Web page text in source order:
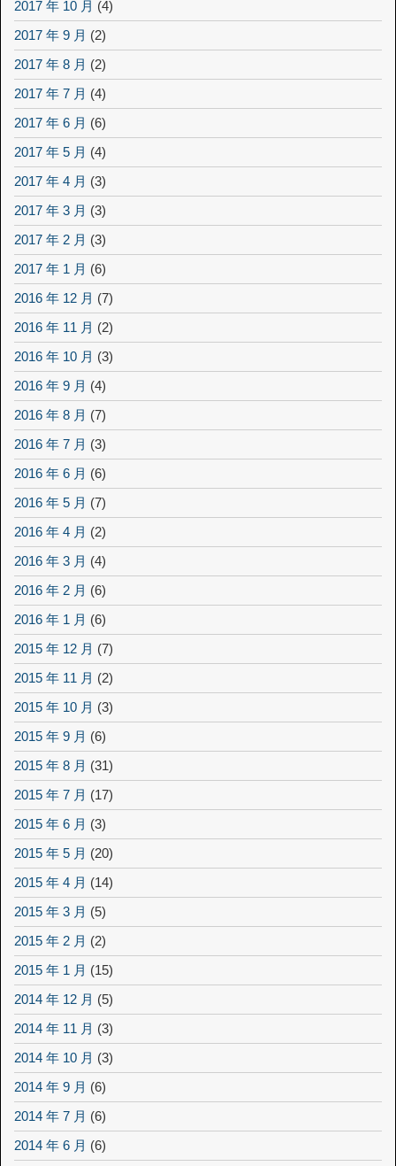
2017 年 10 月 (4)
2017 年 9 月 (2)
2017 年 8 月 (2)
2017 年 7 月 (4)
2017 年 6 月 (6)
2017 年 5 月 (4)
2017 年 4 月 (3)
2017 年 3 月 (3)
2017 年 2 月 (3)
2017 年 1 月 (6)
2016 年 12 月 (7)
2016 年 11 月 (2)
2016 年 10 月 (3)
2016 年 9 月 (4)
2016 年 8 月 (7)
2016 年 7 月 (3)
2016 年 6 月 (6)
2016 年 5 月 (7)
2016 年 4 月 (2)
2016 年 3 月 (4)
2016 年 2 月 (6)
2016 年 1 月 (6)
2015 年 12 月 (7)
2015 年 11 月 (2)
2015 年 10 月 (3)
2015 年 9 月 (6)
2015 年 8 月 (31)
2015 年 7 月 (17)
2015 年 6 月 (3)
2015 年 5 月 (20)
2015 年 4 月 (14)
2015 年 3 月 (5)
2015 年 2 月 (2)
2015 年 1 月 (15)
2014 年 12 月 (5)
2014 年 11 月 (3)
2014 年 10 月 (3)
2014 年 9 月 (6)
2014 年 7 月 (6)
2014 年 6 月 (6)